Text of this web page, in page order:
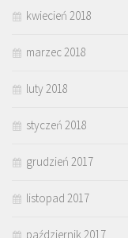
kwiecień 2018
marzec 2018
luty 2018
styczeń 2018
grudzień 2017
listopad 2017
październik 2017